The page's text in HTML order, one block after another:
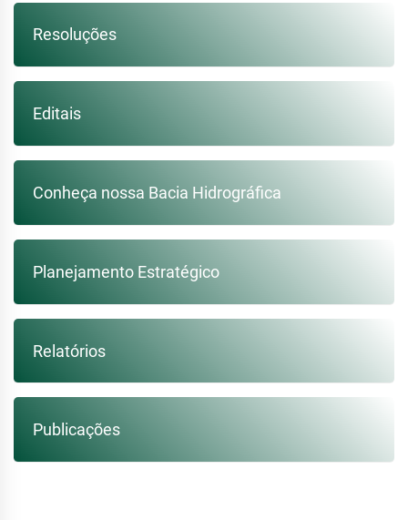
Resoluções
Editais
Conheça nossa Bacia Hidrográfica
Planejamento Estratégico
Relatórios
Publicações